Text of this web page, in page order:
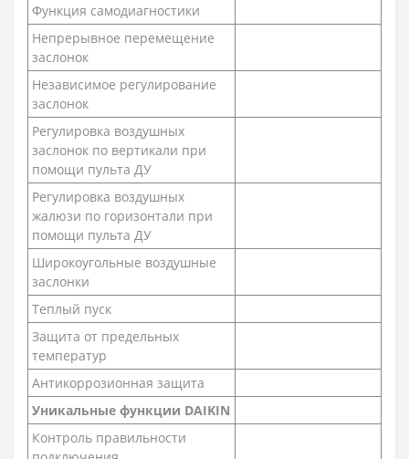
Функция самодиагностики
Непрерывное перемещение
заслонок
Независимое регулирование
заслонок
Регулировка воздушных
заслонок по вертикали при
помощи пульта ДУ
Регулировка воздушных
жалюзи по горизонтали при
помощи пульта ДУ
Широкоугольные воздушные
заслонки
Теплый пуск
Защита от предельных
температур
Антикоррозионная защита
Уникальные функции DAIKIN
Контроль правильности